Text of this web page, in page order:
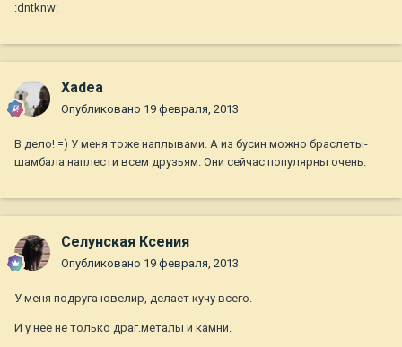
:dntknw:
Xadea
Опубликовано 19 февраля, 2013
В дело! =) У меня тоже наплывами. А из бусин можно браслеты-
шамбала наплести всем друзьям. Они сейчас популярны очень.
Селунская Ксения
Опубликовано 19 февраля, 2013
У меня подруга ювелир, делает кучу всего.
И у нее не только драг.металы и камни.